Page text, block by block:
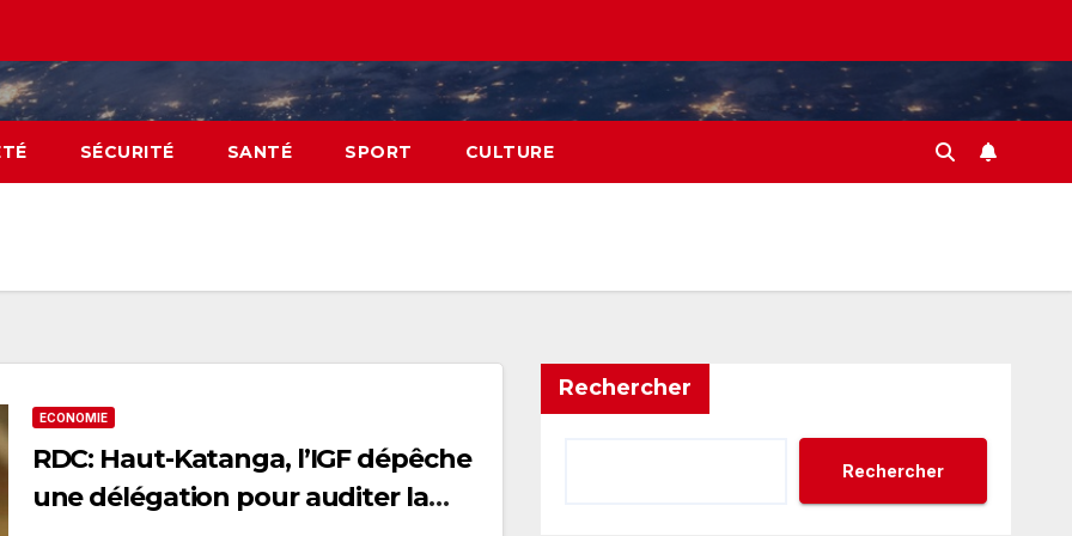
SÉCURITÉ SANTÉ SPORT CULTURE
ECONOMIE
RDC: Haut-Katanga, l’IGF dépêche
une délégation pour auditer la
Rechercher
Rechercher